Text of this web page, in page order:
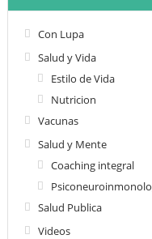
Con Lupa
Salud y Vida
Estilo de Vida
Nutricion
Vacunas
Salud y Mente
Coaching integral
Salud Publica
Videos